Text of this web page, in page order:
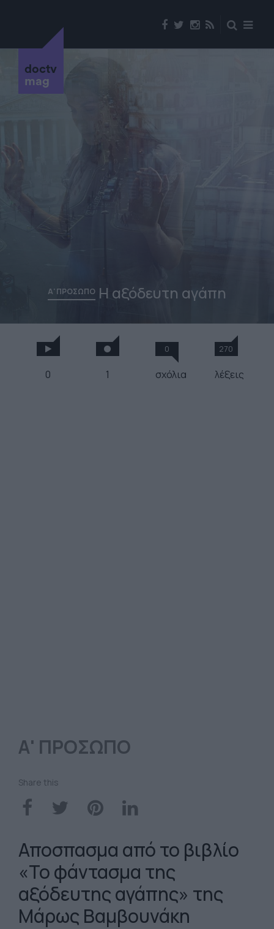
doctv
mag
Α' ΠΡΟΣΩΠΟ H αξόδευτη αγάπη
0 1
0
σχόλια
270
λέξεις
Α' ΠΡΟΣΩΠΟ
Share this
Αποσπασμα από το βιβλίο
«Το φάντασμα της
αξόδευτης αγάπης» της
Μάρως Βαμβουνάκη